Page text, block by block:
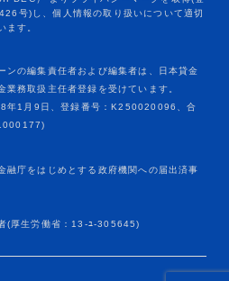
ンの編集責任者および編集者は、日本貸金
業務取扱主任者登録を受けています。
8年1月9日、登録番号：K250020096、合
融庁をはじめとする政府機関への届出済事
(厚生労働省：13-ﾕ-305645)